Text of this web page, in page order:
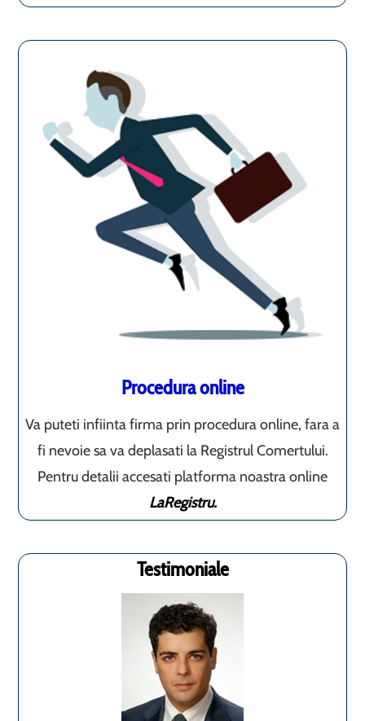
Procedura online
Va puteti infiinta firma prin procedura online, fara a
fi nevoie sa va deplasati la Registrul Comertului.
Pentru detalii accesati platforma noastra online
LaRegistru.
Testimoniale